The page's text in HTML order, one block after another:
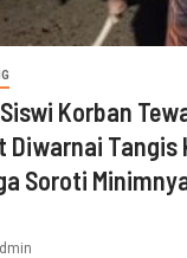
Korban
Diwarnai Tangis
Soroti